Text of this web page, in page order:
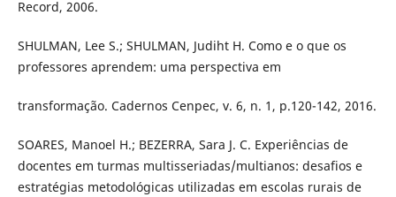
Record, 2006.
SHULMAN, Lee S.; SHULMAN, Judiht H. Como e o que os
professores aprendem: uma perspectiva em
transformação. Cadernos Cenpec, v. 6, n. 1, p.120-142, 2016.
SOARES, Manoel H.; BEZERRA, Sara J. C. Experiências de
docentes em turmas multisseriadas/multianos: desafios e
estratégias metodológicas utilizadas em escolas rurais de